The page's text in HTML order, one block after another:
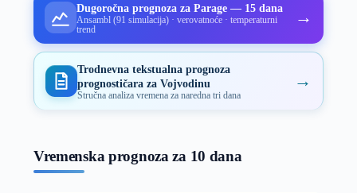
Dugoročna prognoza za Parage — 15 dana
Ansambl (91 simulacija) · verovatnoće · temperaturni
trend
→
Trodnevna tekstualna prognoza
prognostičara za Vojvodinu
Stručna analiza vremena za naredna tri dana
→
Vremenska prognoza za 10 dana